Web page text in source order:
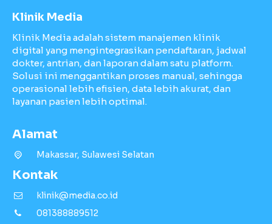
Klinik Media
Klinik Media adalah sistem manajemen klinik
digital yang mengintegrasikan pendaftaran, jadwal
dokter, antrian, dan laporan dalam satu platform.
Solusi ini menggantikan proses manual, sehingga
operasional lebih efisien, data lebih akurat, dan
layanan pasien lebih optimal.
Alamat
Makassar, Sulawesi Selatan
Kontak
klinik@media.co.id
081388889512